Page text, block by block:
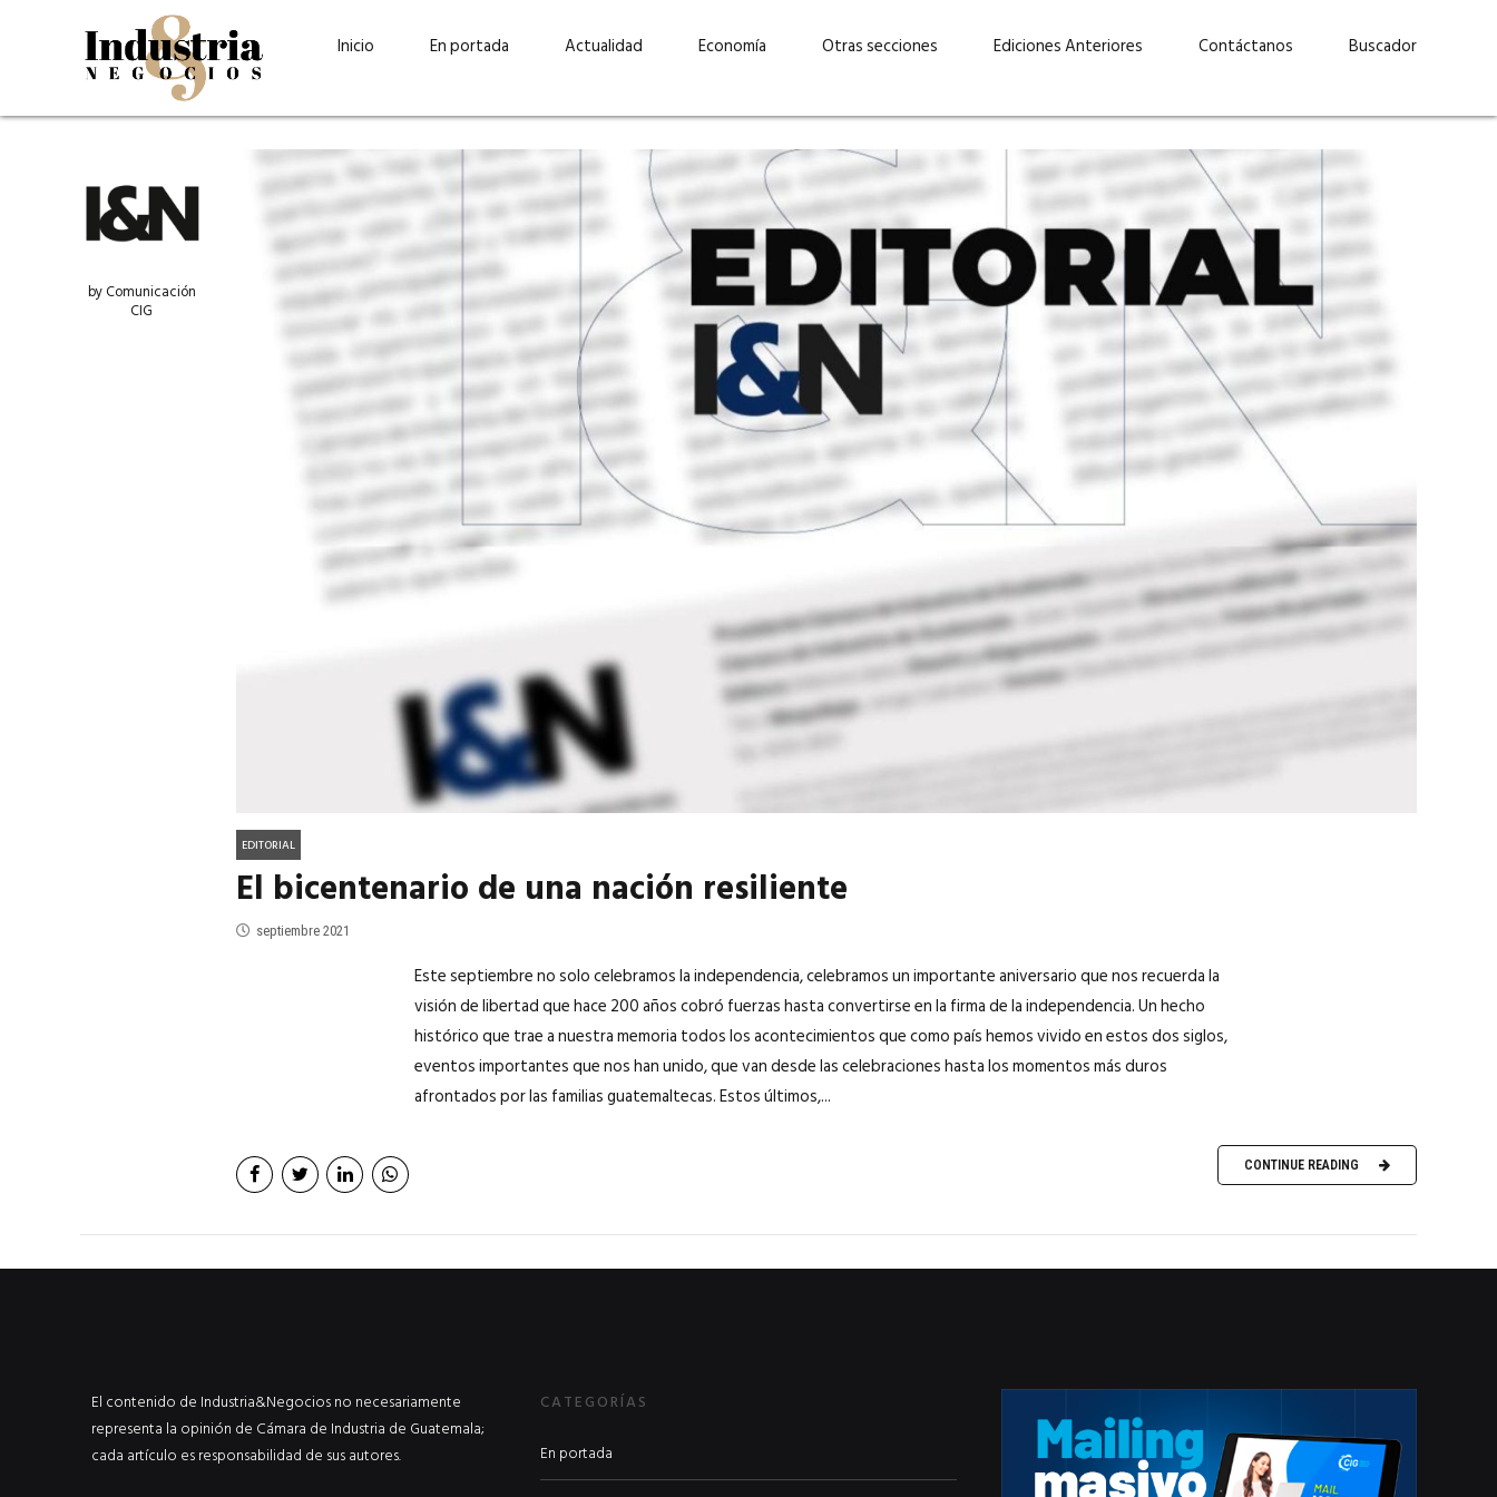
Inicio En portada
“La sostenibilidad está en
el centro de Cervecería
Ambev Guatemala» –
Ricardo Urteaga
EN PORTADA
“Invertir con propósito:
cómo CBC impulsa su
crecimiento industrial a
través de la innovación y la
sostenibilidad”
EN PORTADA
Elizabeth Suárez: “Las
mujeres podemos liderar y
abrirnos paso por nuestros
propios méritos”
EN PORTADA marzo 2026
Lucas Martínez Paz: “En
tecnología, hay que invertir
con inteligencia, no por
moda”
febrero 2026
Actualidad Economía Otras secciones Ediciones Anteriores Contáctanos Buscador
by Comunicación
CIG
EDITORIAL
El bicentenario de una nación resiliente
septiembre 2021
Este septiembre no solo celebramos la independencia, celebramos un importante aniversario que nos recuerda la
visión de libertad que hace 200 años cobró fuerzas hasta convertirse en la firma de la independencia. Un hecho
histórico que trae a nuestra memoria todos los acontecimientos que como país hemos vivido en estos dos siglos,
eventos importantes que nos han unido, que van desde las celebraciones hasta los momentos más duros
afrontados por las familias guatemaltecas. Estos últimos,...
CONTINUE READING
El contenido de Industria&Negocios no necesariamente
representa la opinión de Cámara de Industria de Guatemala;
cada artículo es responsabilidad de sus autores.
CATEGORÍAS
En portada